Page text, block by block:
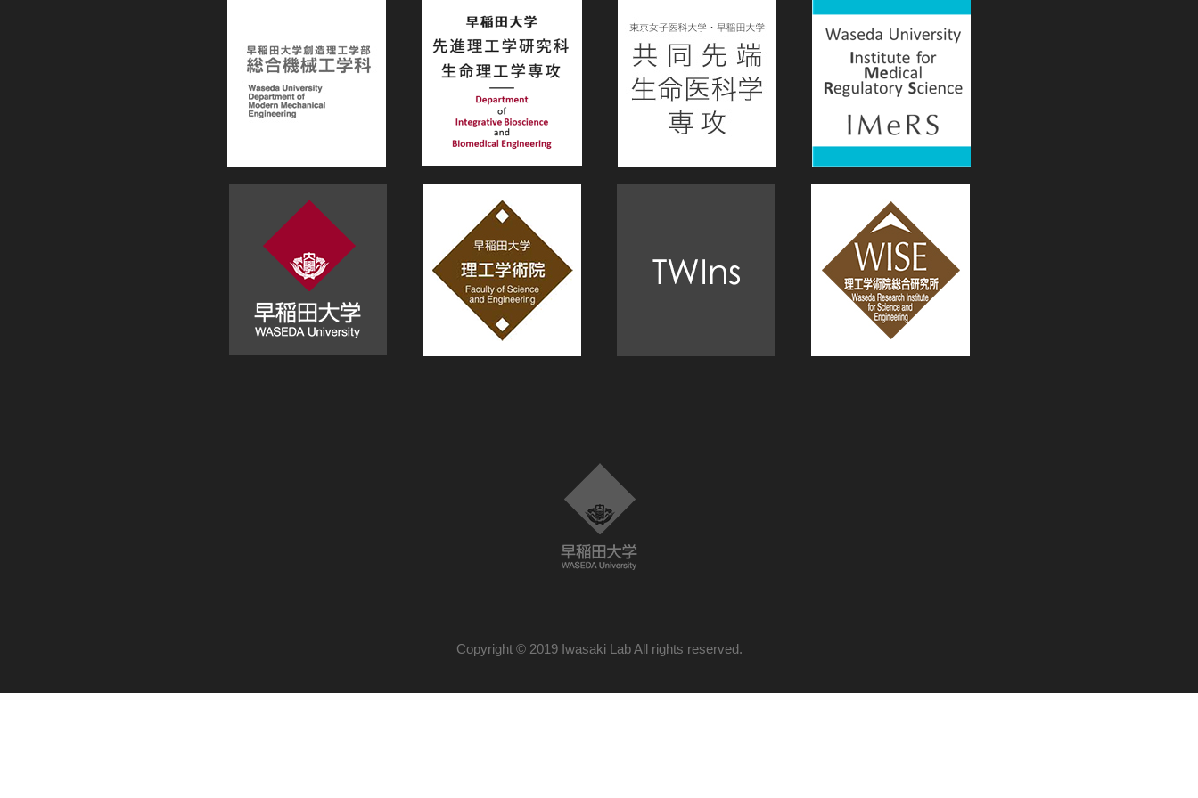
Copyright © 2019 Iwasaki Lab All rights reserved.